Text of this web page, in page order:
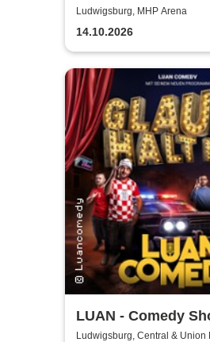
Ludwigsburg, MHP Arena
14.10.2026
LUAN - Comedy
Glaub halt net!
Ludwigsburg, Central & Union